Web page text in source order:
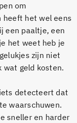
om
heeft het wel eens
een paaltje, een
het weet heb je
zijn niet
wat geld kosten.
detecteert dat
waarschuwen.
sneller en harder